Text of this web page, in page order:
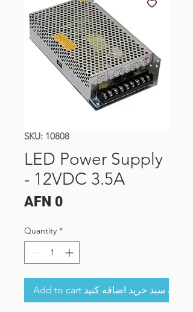
SKU: 10808
LED Power Supply
- 12VDC 3.5A
AFN 0Price
Quantity *
Add to cart به سبد خرید اضافه کنید